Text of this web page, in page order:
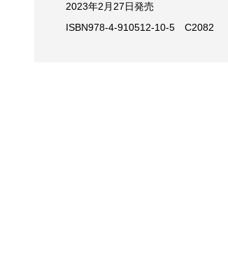
2023年2月27日発売
ISBN978-4-910512-10-5 C2082